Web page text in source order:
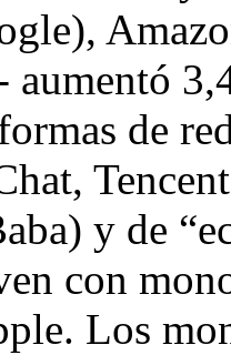
de
y de
con
Los